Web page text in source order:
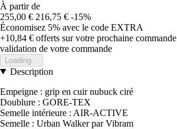
À partir de
255,00 € 216,75 € -15%
Économisez 5% avec le code EXTRA
+10,84 € offerts sur votre prochaine commande
validation de votre commande
Loading...
Description
Empeigne : grip en cuir nubuck ciré
Doublure : GORE-TEX
Semelle intérieure : AIR-ACTIVE
Semelle : Urban Walker par Vibram